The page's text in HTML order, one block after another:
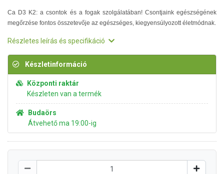
Ca D3 K2: a csontok és a fogak szolgálatában! Csontjaink egészségének
megőrzése fontos összetevője az egészséges, kiegyensúlyozott életmódnak.
Részletes leírás és specifikáció
Készletinformáció
Központi raktár
Készleten van a termék
Budaörs
Átvehető ma 19:00-ig